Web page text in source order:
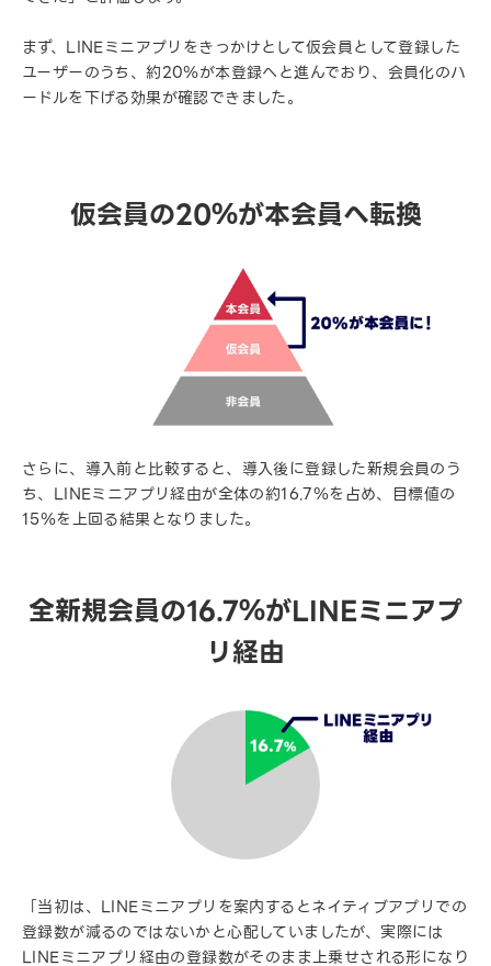
まず、LINEミニアプリをきっかけとして仮会員として登録した
ユーザーのうち、約20％が本登録へと進んでおり、会員化のハ
ードルを下げる効果が確認できました。
仮会員の20％が本会員へ転換
さらに、導入前と比較すると、導入後に登録した新規会員のう
ち、LINEミニアプリ経由が全体の約16.7％を占め、目標値の
15％を上回る結果となりました。
全新規会員の16.7％がLINEミニアプ
リ経由
「当初は、LINEミニアプリを案内するとネイティブアプリでの
登録数が減るのではないかと心配していましたが、実際には
LINEミニアプリ経由の登録数がそのまま上乗せされる形になり